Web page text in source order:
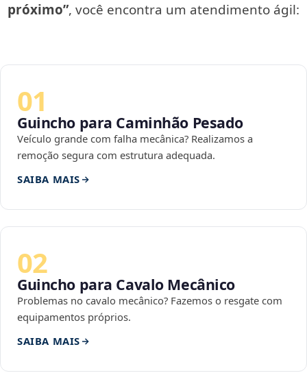
próximo”, você encontra um atendimento ágil:
01
Guincho para Caminhão Pesado
Veículo grande com falha mecânica? Realizamos a
remoção segura com estrutura adequada.
SAIBA MAIS
02
Guincho para Cavalo Mecânico
Problemas no cavalo mecânico? Fazemos o resgate com
equipamentos próprios.
SAIBA MAIS